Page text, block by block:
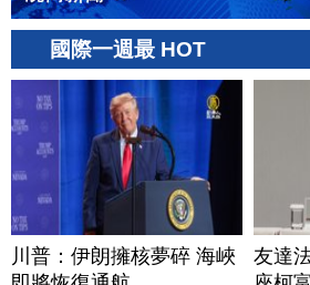
國際一週最 HOT
川普：伊朗擁核夢碎 海峽
友達